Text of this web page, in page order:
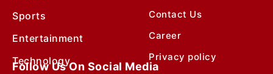
Sports
Entertainment
Technology
Contact Us
Career
Privacy policy
Follow Us On Social Media